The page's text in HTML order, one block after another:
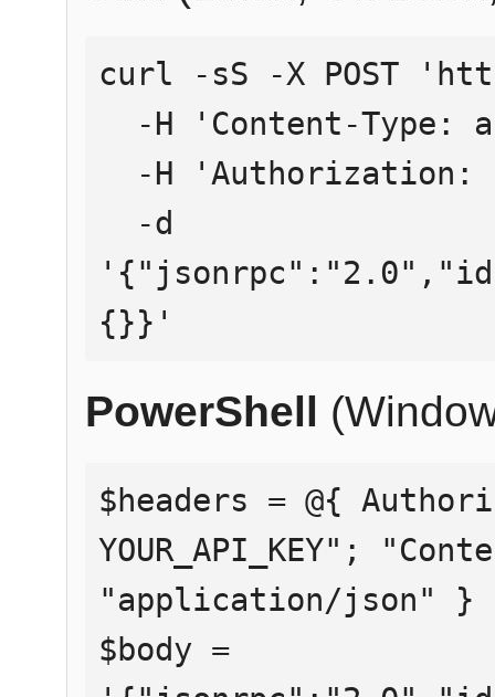
curl -sS -X POST
{}}'
PowerShell
$headers = @{
YOUR_API_KEY";
"application/json" }
$body =